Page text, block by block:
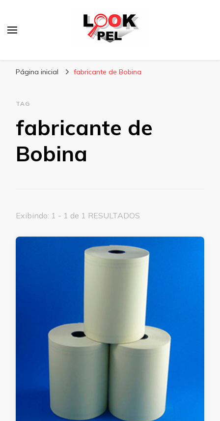
Página inicial fabricante de Bobina
TAG
fabricante de
Bobina
Exibindo: 1 - 1 de 1 RESULTADOS